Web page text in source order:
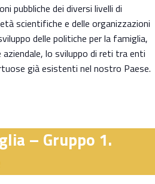
pubbliche dei diversi livelli di
scientifiche e delle organizzazioni
delle politiche per la famiglia,
lo sviluppo di reti tra enti
già esistenti nel nostro Paese.
– Gruppo 1.